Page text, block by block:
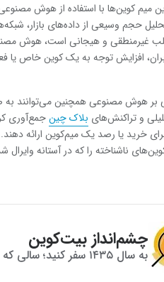
میم ‌کوین‌ها با استفاده از هوش
حجم وسیعی از داده‌های بازار،
غیرمنطقی و هیجانی است، هوش
افزایش توجه به یک کوین خاص یا
بر هوش مصنوعی همچنین می‌توانند به
و تراکنش‌های بلاک‌ چین
خرید یا رصد یک میم‌کوین ارائه
ناشناخته را که در آستانه
چشم‌انداز بیت‌کوین
به سال ۱۴۳۵ سفر کنید؛ سالی که استخراج بیت‌کوین به پایان می‌رسد!